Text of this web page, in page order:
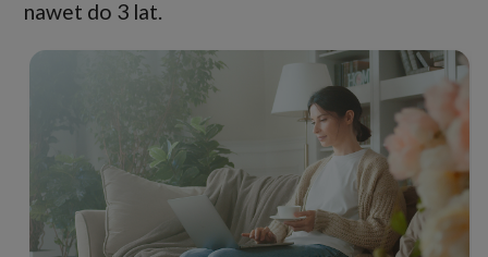
nawet do 3 lat.